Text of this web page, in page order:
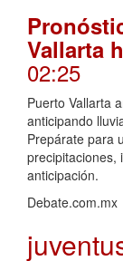
Vallarta
02:25
Puerto Vallarta
anticipando
Prepárate para
precipitaciones,
anticipación.
Debate.com.mx